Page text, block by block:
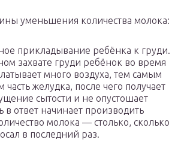
уменьшения количества молока:
прикладывание ребёнка к груди.
захвате груди ребёнок во время
много воздуха, тем самым
часть желудка, после чего получает
сытости и не опустошает
в ответ начинает производить
молока — столько, сколько
в последний раз.